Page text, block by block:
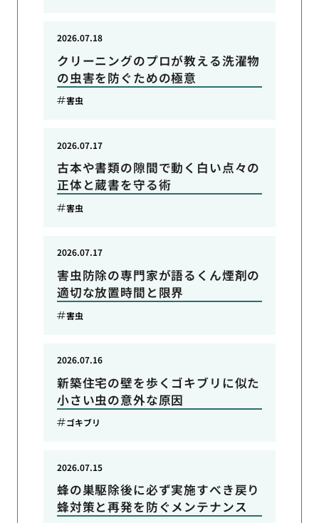
クリーニングのプロが教える洗濯物
の虫害を防ぐための極意
2026.07.18
害虫
古本や書類の隙間で動く白い点々の
正体と蔵書を守る術
2026.07.17
害虫
害虫防除の専門家が語るくん煙剤の
適切な放置時間と限界
2026.07.17
害虫
新築住宅の壁を歩くゴキブリに似た
小さい虫の意外な原因
2026.07.16
ゴキブリ
蜂の巣駆除後に必ず実施すべき戻り
蜂対策と再発を防ぐメンテナンス
2026.07.15